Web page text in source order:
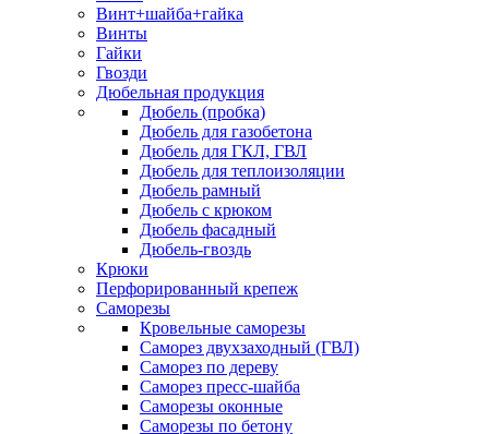
Винт+шайба+гайка
Винты
Гайки
Гвозди
Дюбельная продукция
Дюбель (пробка)
Дюбель для газобетона
Дюбель для ГКЛ, ГВЛ
Дюбель для теплоизоляции
Дюбель рамный
Дюбель с крюком
Дюбель фасадный
Дюбель-гвоздь
Крюки
Перфорированный крепеж
Саморезы
Кровельные саморезы
Саморез двухзаходный (ГВЛ)
Саморез по дереву
Саморез пресс-шайба
Саморезы оконные
Саморезы по бетону